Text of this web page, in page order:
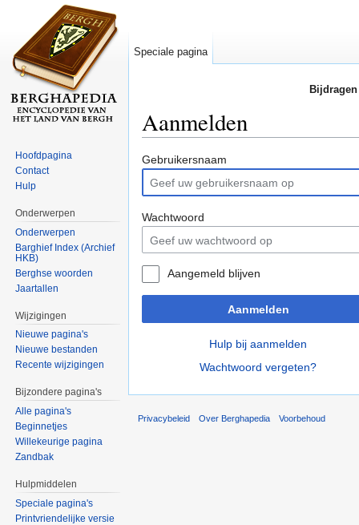
Aanmelden
Gebruikersnaam
Wachtwoord
Aangemeld blijven
Aanmelden
Hulp bij aanmelden
Wachtwoord vergeten?
Speciale pagina
Hoofdpagina
Contact
Hulp
Onderwerpen
Onderwerpen
Barghief Index (Archief
HKB)
Berghse woorden
Jaartallen
Wijzigingen
Nieuwe pagina's
Nieuwe bestanden
Recente wijzigingen
Bijzondere pagina's
Alle pagina's
Beginnetjes
Willekeurige pagina
Zandbak
Hulpmiddelen
Speciale pagina's
Printvriendelijke versie
Privacybeleid Over Berghapedia Voorbehoud